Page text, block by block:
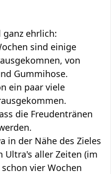
ehrlich:
sind einige
von
Gummihose.
ein paar viele
die Freudentränen
in der Nähe des Zieles
Ultra's aller Zeiten (im
vier Wochen